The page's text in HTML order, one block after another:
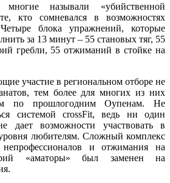
называли «убийственной
кто сомневался в возможностях
блока упражнений, которые
за 13 минут – 55 становых тяг, 55
гребли, 55 отжиманий в стойке на
участие в региональном отборе не
тем более для многих из них
по прошлогодним Оупенам. Не
системой crossFit, ведь ни один
дает возможности участвовать в
любителям. Сложный комплекс
непрофессионалов и отжимания на
«аматоры» был заменен на